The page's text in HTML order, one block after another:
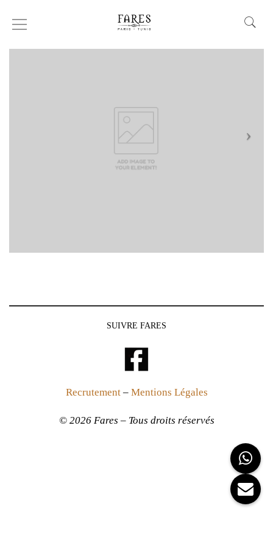
SUIVRE FARES
Recrutement– Mentions Légales
© 2026 Fares – Tous droits réservés